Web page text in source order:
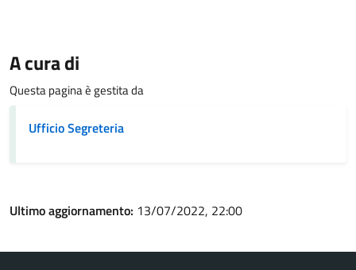
A cura di
Questa pagina è gestita da
Ufficio Segreteria
Ultimo aggiornamento: 13/07/2022, 22:00